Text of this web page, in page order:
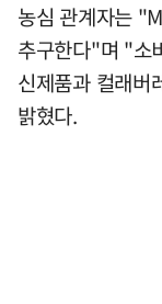
농심 관계자는
추구한다"며 "소
신제품과 컬래버
밝혔다.